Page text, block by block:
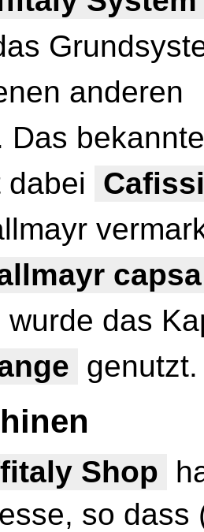
anderen
Das
dabei
wurde das
genutzt.
Shop
so